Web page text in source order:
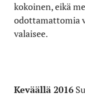
kokoinen, eikä
odottamattomia
valaisee.
Keväällä 2016